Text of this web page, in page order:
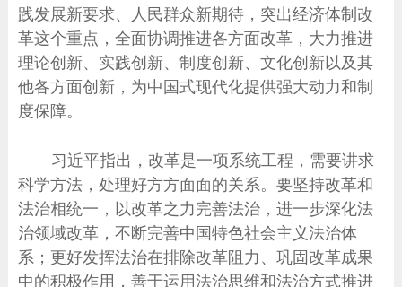
践发展新要求、人民群众新期待，突出经济体制改
革这个重点，全面协调推进各方面改革，大力推进
理论创新、实践创新、制度创新、文化创新以及其
他各方面创新，为中国式现代化提供强大动力和制
度保障。
习近平指出，改革是一项系统工程，需要讲求
科学方法，处理好方方面面的关系。要坚持改革和
法治相统一，以改革之力完善法治，进一步深化法
治领域改革，不断完善中国特色社会主义法治体
系；更好发挥法治在排除改革阻力、巩固改革成果
中的积极作用，善于运用法治思维和法治方式推进